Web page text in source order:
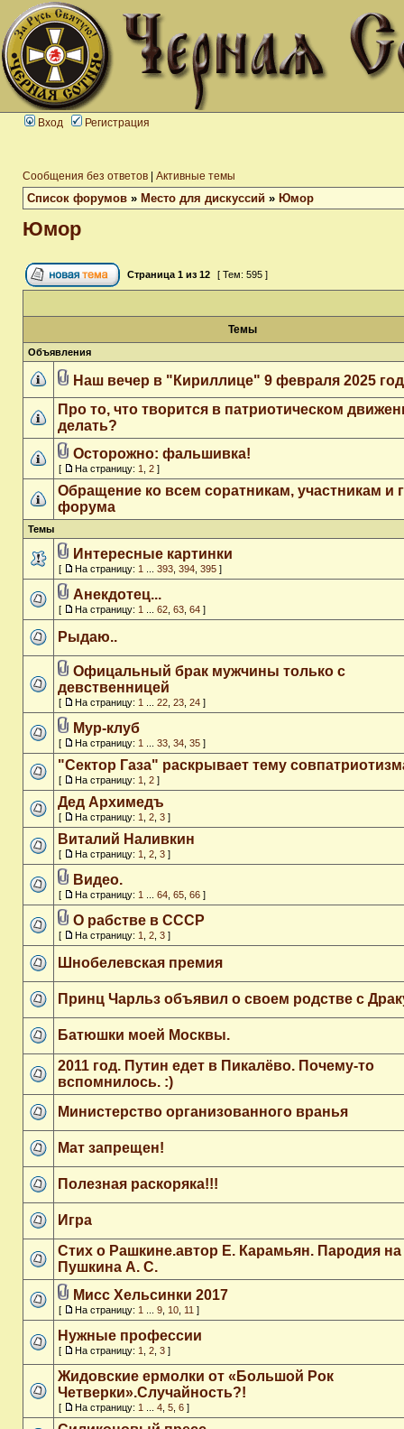
Вход Регистрация
Сообщения без ответов Активные темы
Список форумов » Место для дискуссий » Юмор
Юмор
Страница 1 из 12 [ Тем: 595 ]
Темы
Объявления
Наш вечер в "Кириллице" 9 февраля 2025
Про то, что творится в патриотическом
делать?
Осторожно: фальшивка!
[ На страницу: 1 2 ]
Обращение ко всем соратникам, участникам и
форума
Темы
Интересные картинки
[ На страницу: 1 393 394 395 ]
Анекдотец...
[ На страницу: 1 62 63 64 ]
Рыдаю..
Офицальный брак мужчины только с
девственницей
[ На страницу: 1 22 23 24 ]
Мур-клуб
[ На страницу: 1 33 34 35 ]
"Сектор Газа" раскрывает тему
[ На страницу: 1 2 ]
Дед Архимедъ
[ На страницу: 1 2 3 ]
Виталий Наливкин
[ На страницу: 1 2 3 ]
Видео.
[ На страницу: 1 64 65 66 ]
О рабстве в СССР
[ На страницу: 1 2 3 ]
Шнобелевская премия
Принц Чарльз объявил о своем родстве с
Батюшки моей Москвы.
2011 год. Путин едет в Пикалёво. Почему-то
вспомнилось. :)
Министерство организованного вранья
Мат запрещен!
Полезная раскоряка!!!
Игра
Стих о Рашкине.автор Е. Карамьян. Пародия на
Пушкина А. С.
Мисс Хельсинки 2017
[ На страницу: 1 9 10 11 ]
Нужные профессии
[ На страницу: 1 2 3 ]
Жидовские ермолки от «Большой Рок
Четверки».Случайность?!
[ На страницу: 1 4 5 6 ]